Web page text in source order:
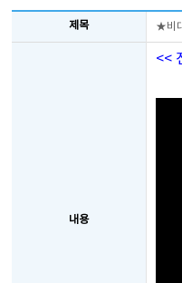
제목 ★비
내용
<<